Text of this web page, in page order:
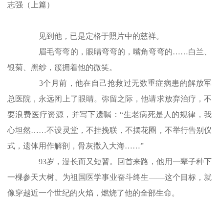
志强（上篇）
见到他，已是定格于照片中的慈祥。
眉毛弯弯的，眼睛弯弯的，嘴角弯弯的……白兰、
银菊、黑纱，簇拥着他的微笑。
3个月前，他在自己抢救过无数重症病患的解放军
总医院，永远闭上了眼睛。弥留之际，他请求放弃治疗，不
要浪费医疗资源，并写下遗嘱：“生老病死是人的规律，我
心坦然……不设灵堂，不挂挽联，不摆花圈，不举行告别仪
式，遗体用作解剖，骨灰撒入大海……”
93岁，漫长而又短暂。回首来路，他用一辈子种下
一棵参天大树。为祖国医学事业奋斗终生——这个目标，就
像穿越近一个世纪的火焰，燃烧了他的全部生命。